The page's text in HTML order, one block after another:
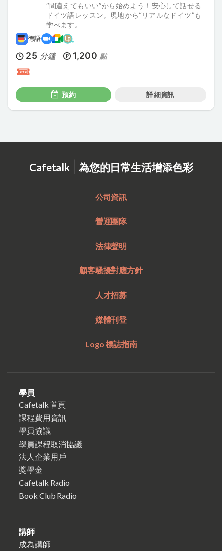
“間違えてもいい”から始めよう！安心して話せる
ドイツ語レッスン。現地から“リアルなドイツ”も
学べます。
德語
25 分鐘 1,200 點
預約 詳細資訊
Cafetalk | 為您的日常生活增添色彩
公司資訊
營運團隊
法律聲明
顧客騷擾對應方針
人才招募
媒體刊登
Logo 標誌指南
學員
Cafetalk 首頁
課程費用資訊
學員協議
學員課程取消協議
法人企業用戶
獎學金
Cafetalk Radio
Book Club Radio
講師
成為講師